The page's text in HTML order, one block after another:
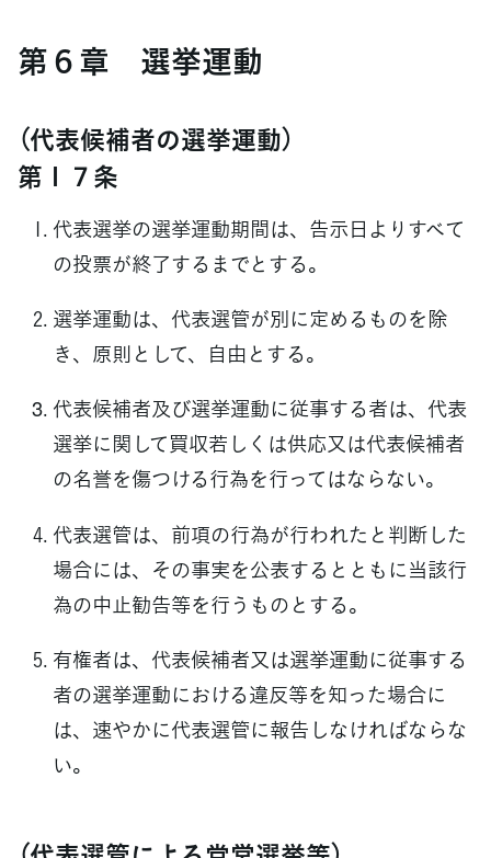
第６章 選挙運動
（代表候補者の選挙運動）
第１７条
代表選挙の選挙運動期間は、告示日よりすべて
の投票が終了するまでとする。
選挙運動は、代表選管が別に定めるものを除
き、原則として、自由とする。
代表候補者及び選挙運動に従事する者は、代表
選挙に関して買収若しくは供応又は代表候補者
の名誉を傷つける行為を行ってはならない。
代表選管は、前項の行為が行われたと判断した
場合には、その事実を公表するとともに当該行
為の中止勧告等を行うものとする。
有権者は、代表候補者又は選挙運動に従事する
者の選挙運動における違反等を知った場合に
は、速やかに代表選管に報告しなければならな
い。